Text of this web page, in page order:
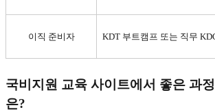
이직 준비자 KDT 부트캠프 또는 직무
국비지원 교육 사이트에서 좋은 과
은?